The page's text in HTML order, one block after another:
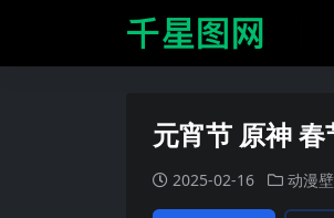
元宵节 原神
2025-02-16 动漫